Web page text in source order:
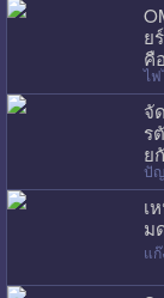
ย
คื
ไฟ
จั
ร
ย
ปั
เ
ม
แ